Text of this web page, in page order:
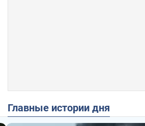
Главные истории дня